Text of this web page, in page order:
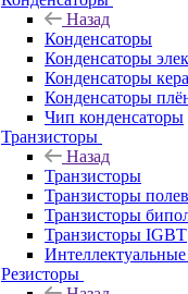
Назад
Конденсаторы
Конденсаторы
Конденсаторы
Конденсаторы
Чип конденсаторы
Транзисторы
Назад
Транзисторы
Транзисторы
Транзисторы
Транзисторы IGBT
Резисторы